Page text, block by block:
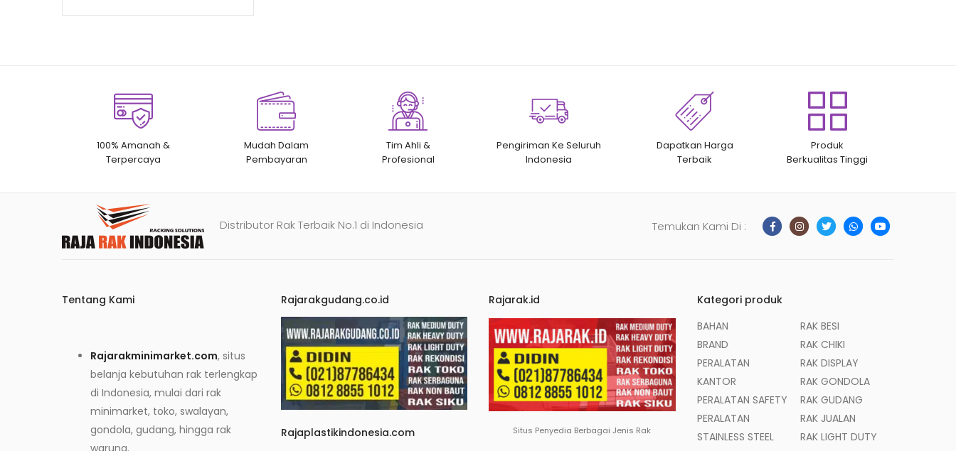
100% Amanah &
Terpercaya
Mudah Dalam
Pembayaran
Tim Ahli &
Profesional
Pengiriman Ke Seluruh
Indonesia
Dapatkan Harga
Terbaik
Produk
Berkualitas Tinggi
Distributor Rak Terbaik No.1 di Indonesia Temukan Kami Di :
Tentang Kami
Rajarakminimarket.com, situs
belanja kebutuhan rak terlengkap
di Indonesia, mulai dari rak
minimarket, toko, swalayan,
gondola, gudang, hingga rak
warung.
Rajarakgudang.co.id
Rajaplastikindonesia.com
Rajarak.id
Situs Penyedia Berbagai Jenis Rak
Kategori produk
BAHAN
BRAND
PERALATAN
KANTOR
PERALATAN SAFETY
PERALATAN
STAINLESS STEEL
RAK BESI
RAK CHIKI
RAK DISPLAY
RAK GONDOLA
RAK GUDANG
RAK JUALAN
RAK LIGHT DUTY